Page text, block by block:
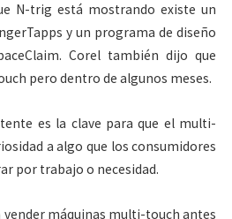
N-trig está mostrando existe un
y un programa de diseño
Corel también dijo que
pero dentro de algunos meses.
es la clave para que el multi-
a algo que los consumidores
por trabajo o necesidad.
vender máquinas multi-touch antes